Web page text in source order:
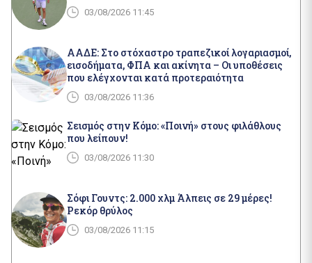
03/08/2026 11:45
ΑΑΔΕ: Στο στόχαστρο τραπεζικοί λογαριασμοί,
εισοδήματα, ΦΠΑ και ακίνητα – Οι υποθέσεις
που ελέγχονται κατά προτεραιότητα
03/08/2026 11:36
Σεισμός στην Κόμο: «Ποινή» στους φιλάθλους
που λείπουν!
03/08/2026 11:30
Σόφι Γουντς: 2.000 χλμ Άλπεις σε 29 μέρες!
Ρεκόρ θρύλος
03/08/2026 11:15